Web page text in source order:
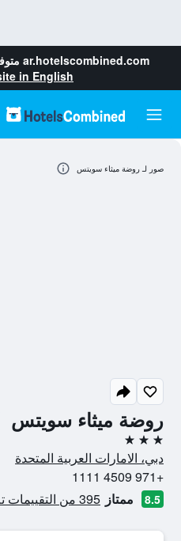
ar.hotelscombined.com
in English
روضة ميثاء سويتس
3 نجوم
دبي، الامارات العربية المتحدة
+971 4509 1111
8.5 ممتاز 395 من التقييمات تم التحقق منها
صور لـ روضة ميثاء سويتس